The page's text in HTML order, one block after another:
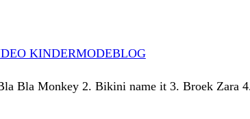
KINDERMODEBLOG
Bla Monkey 2. Bikini name it 3. Broek Zara